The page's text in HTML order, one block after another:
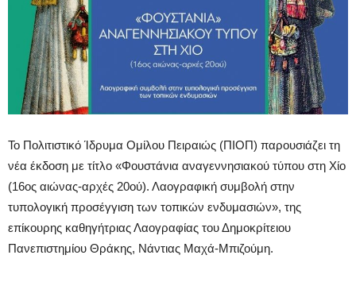
Το Πολιτιστικό Ίδρυμα Ομίλου Πειραιώς (ΠΙΟΠ) παρουσιάζει τη
νέα έκδοση με τίτλο «Φουστάνια αναγεννησιακού τύπου στη Χίο
(16ος αιώνας-αρχές 20ού). Λαογραφική συμβολή στην
τυπολογική προσέγγιση των τοπικών ενδυμασιών», της
επίκουρης καθηγήτριας Λαογραφίας του Δημοκρίτειου
Πανεπιστημίου Θράκης, Νάντιας Μαχά-Μπιζούμη.